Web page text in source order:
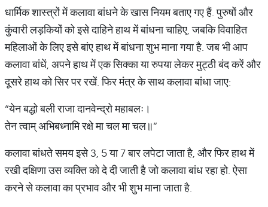
धार्मिक शास्त्रों में कलावा बांधने के खास नियम बताए गए हैं. पुरुषों और
कुंवारी लड़कियों को इसे दाहिने हाथ में बांधना चाहिए, जबकि विवाहित
महिलाओं के लिए इसे बांए हाथ में बांधना शुभ माना गया है. जब भी आप
कलावा बांधें, अपने हाथ में एक सिक्का या रुपया लेकर मुट्ठी बंद करें और
दूसरे हाथ को सिर पर रखें. फिर मंत्र के साथ कलावा बांधा जाए:
“येन बद्धो बली राजा दानवेन्द्रो महाबलः।
तेन त्वाम् अभिबध्नामि रक्षे मा चल मा चल॥”
कलावा बांधते समय इसे 3, 5 या 7 बार लपेटा जाता है, और फिर हाथ में
रखी दक्षिणा उस व्यक्ति को दे दी जाती है जो कलावा बांध रहा हो. ऐसा
करने से कलावा का प्रभाव और भी शुभ माना जाता है.